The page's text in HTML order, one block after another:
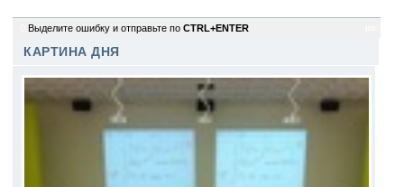
Выделите ошибку и отправьте по CTRL+ENTER
КАРТИНА ДНЯ